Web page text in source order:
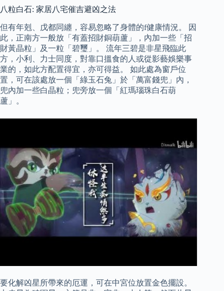
八粒白石: 家居八宅催吉避凶之法
但有年剋、戊都同纏，容易忽略了身體的f健康情況。 因
此，正南方一般放「有蓋招財銅葫蘆」，內加一些「招
財黃晶粒」及一粒「碧璽」。 流年三碧是非星飛臨此
方，小利、力士同度，對靠口搵食的人或從影藝娛樂事
業的，如此方配置得宜，亦可得益。 如此處為窗戶位
置，可在該處放一個「綠玉石兔」於「萬富錢兜」內，
兜內加一些白晶粒；兜旁放一個「紅瑪瑙珠白石葫
蘆」。
要化解凶星所帶來的厄運，可在中宮位放置金色擺設。